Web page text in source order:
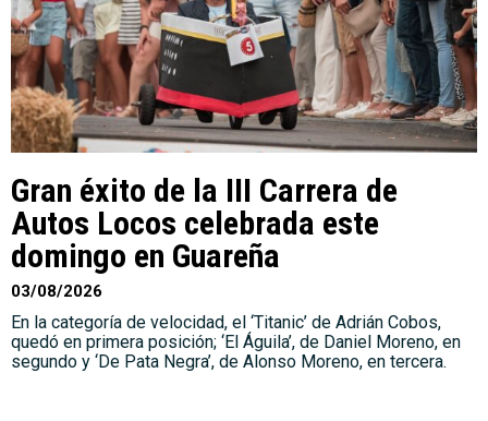
Gran éxito de la III Carrera de
Autos Locos celebrada este
domingo en Guareña
03/08/2026
En la categoría de velocidad, el ‘Titanic’ de Adrián Cobos,
quedó en primera posición; ‘El Águila’, de Daniel Moreno, en
segundo y ‘De Pata Negra’, de Alonso Moreno, en tercera.